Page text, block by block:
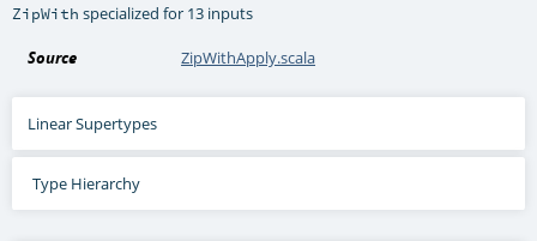
ZipWith specialized for 13 inputs
Source ZipWithApply.scala
Linear Supertypes
Type Hierarchy